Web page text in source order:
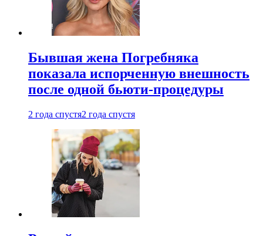
Бывшая жена Погребняка
показала испорченную внешность
после одной бьюти-процедуры
2 года спустя2 года спустя